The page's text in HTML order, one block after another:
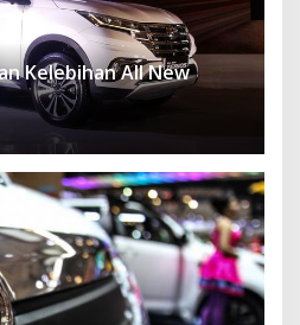
Kelebihan All New